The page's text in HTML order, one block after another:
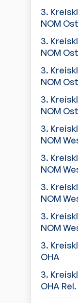
3.
NOM
3.
NOM
3.
NOM
3.
NOM
3.
NOM
3.
NOM
3.
NOM
3.
NOM
3.
OHA
3.
OHA Rel.